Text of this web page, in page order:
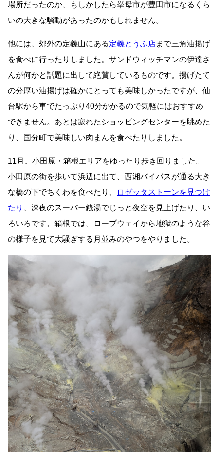
場所だったのか、もしかしたら挙母市が豊田市になるくら
いの大きな騒動があったのかもしれません。
他には、郊外の定義山にある定義とうふ店まで三角油揚げ
を食べに行ったりしました。サンドウィッチマンの伊達さ
んが何かと話題に出して絶賛しているものです。揚げたて
の分厚い油揚げは確かにとっても美味しかったですが、仙
台駅から車でたっぷり40分かかるので気軽にはおすすめ
できません。あとは寂れたショッピングセンターを眺めた
り、国分町で美味しい肉まんを食べたりしました。
11月。小田原・箱根エリアをゆったり歩き回りました。
小田原の街を歩いて浜辺に出て、西湘バイパスが通る大き
な橋の下でちくわを食べたり、
ロゼッタストーンを見つけ
たり
、深夜のスーパー銭湯でじっと夜空を見上げたり、い
ろいろです。箱根では、ロープウェイから地獄のような谷
の様子を見て大騒ぎする月並みのやつをやりました。